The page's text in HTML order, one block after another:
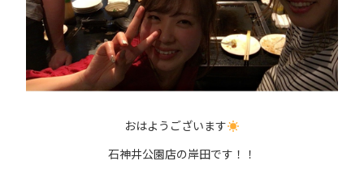
おはようございます
石神井公園店の岸田です！！